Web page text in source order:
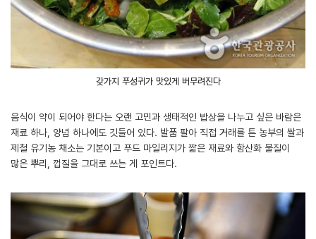
갖가지 푸성귀가 맛있게 버무려진다
음식이 약이 되어야 한다는 오랜 고민과 생태적인 밥상을 나누고 싶은 바람은
재료 하나, 양념 하나에도 깃들어 있다. 발품 팔아 직접 거래를 튼 농부의 쌀과
제철 유기농 채소는 기본이고 푸드 마일리지가 짧은 재료와 항산화 물질이
많은 뿌리, 껍질을 그대로 쓰는 게 포인트다.